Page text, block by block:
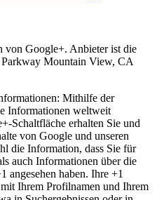
von Google+. Anbieter ist die
Mountain View, CA
Mithilfe der
Informationen weltweit
Schaltfläche erhalten Sie und
von Google und unseren
die Information, dass Sie für
auch Informationen über die
angesehen haben. Ihre +1
Ihrem Profilnamen und Ihrem